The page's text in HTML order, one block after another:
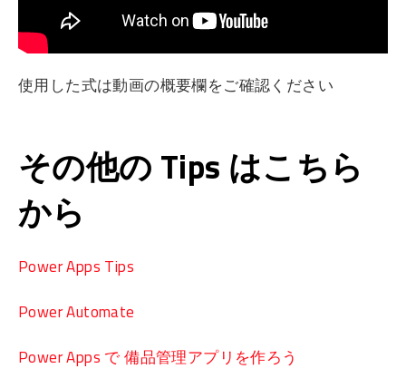
使用した式は動画の概要欄をご確認ください
その他の Tips はこちら
から
Power Apps Tips
Power Automate
Power Apps で 備品管理アプリを作ろう